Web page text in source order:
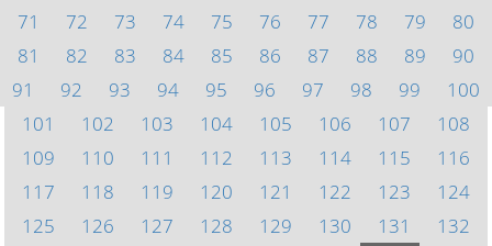
71
72 73 74 75 76 77 78 79
80
81
82 83 84 85 86 87 88 89
90
91
92 93 94 95 96 97 98 99
100
101
102 103 104 105 106 107
108
109
110 111 112 113 114 115
116
117
118 119 120 121 122 123
124
125
126 127 128 129 130 131
132